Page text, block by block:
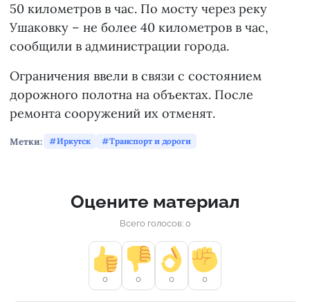
50 километров в час. По мосту через реку
Ушаковку – не более 40 километров в час,
сообщили в администрации города.
Ограничения ввели в связи с состоянием
дорожного полотна на объектах. После
ремонта сооружений их отменят.
Метки: Иркутск Транспорт и дороги
Оцените материал
Всего голосов: 0
0 0 0 0